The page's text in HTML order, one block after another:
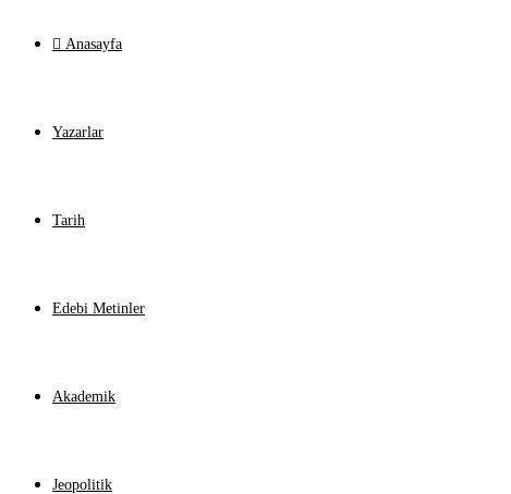
Anasayfa
Yazarlar
Tarih
Edebi Metinler
Akademik
Jeopolitik